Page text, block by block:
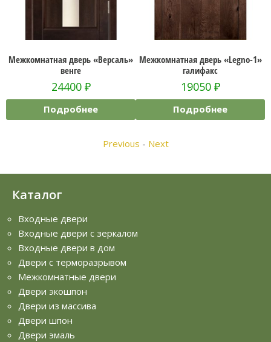
Межкомнатная дверь «Версаль»
венге
24400 ₽
Подробнее
Межкомнатная дверь «Legno-1»
галифакс
19050 ₽
Подробнее
Previous - Next
Каталог
Входные двери
Входные двери с зеркалом
Входные двери в дом
Двери с терморазрывом
Межкомнатные двери
Двери экошпон
Двери из массива
Двери шпон
Двери эмаль